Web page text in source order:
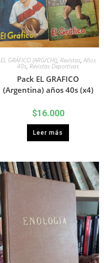
EL GRÁFICO (ARG/CHI), Revistas,Años
40s, Revistas Deportivas
Pack EL GRAFICO
(Argentina) años 40s (x4)
$16.000
Leer más